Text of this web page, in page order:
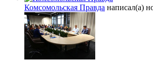
Комсомольская Правда написал(а)